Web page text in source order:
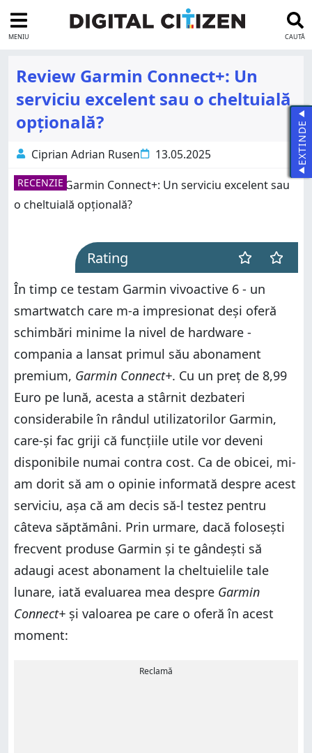
MENIU CAUTĂ
Review Garmin Connect+: Un
serviciu excelent sau o cheltuială
opțională?
Ciprian Adrian Rusen 13.05.2025
RECENZIE
Rating
În timp ce testam Garmin vivoactive 6 - un
smartwatch care m-a impresionat deși oferă
schimbări minime la nivel de hardware -
compania a lansat primul său abonament
premium, Garmin Connect+. Cu un preț de 8,99
Euro pe lună, acesta a stârnit dezbateri
considerabile în rândul utilizatorilor Garmin,
care-și fac griji că funcțiile utile vor deveni
disponibile numai contra cost. Ca de obicei, mi-
am dorit să am o opinie informată despre acest
serviciu, așa că am decis să-l testez pentru
câteva săptămâni. Prin urmare, dacă folosești
frecvent produse Garmin și te gândești să
adaugi acest abonament la cheltuielile tale
lunare, iată evaluarea mea despre Garmin
Connect+ și valoarea pe care o oferă în acest
moment:
Reclamă
EXTINDE